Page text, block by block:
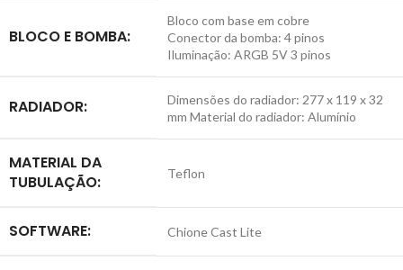
BLOCO E BOMBA:
Bloco com base em cobre
Conector da bomba: 4 pinos
Iluminação: ARGB 5V 3 pinos
RADIADOR:
Dimensões do radiador: 277 x 119 x 32
mm Material do radiador: Alumínio
MATERIAL DA
TUBULAÇÃO:
Teflon
SOFTWARE: Chione Cast Lite